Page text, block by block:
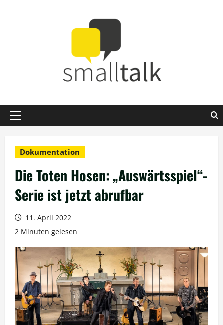
Primäres
Dokumentation
Die Toten Hosen: „Auswärtsspiel“-
Serie ist jetzt abrufbar
11. April 2022
2 Minuten gelesen